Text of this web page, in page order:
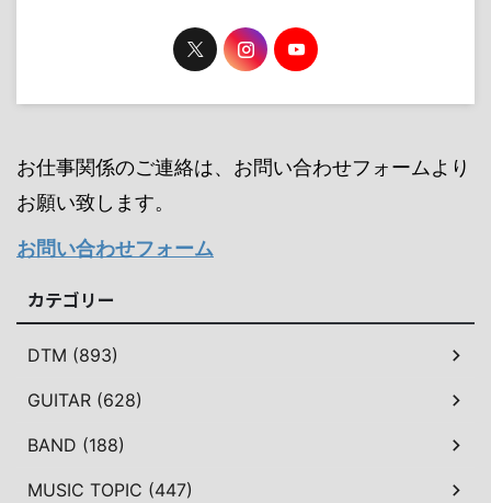
お仕事関係のご連絡は、お問い合わせフォームより
お願い致します。
お問い合わせフォーム
カテゴリー
DTM (893)
GUITAR (628)
BAND (188)
MUSIC TOPIC (447)